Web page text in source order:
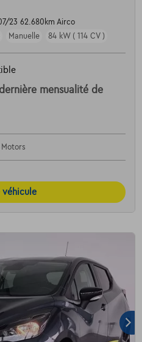
23 62.680km Airco
Manuelle 84 kW ( 114 CV )
mensualité de
Motors
véhicule